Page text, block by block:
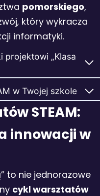
pomorskiego,
który wykracza
informatyki.
projektowi „Klasa
w Twojej szkole
STEAM:
innowacji w
to nie jednorazowe
cykl warsztatów